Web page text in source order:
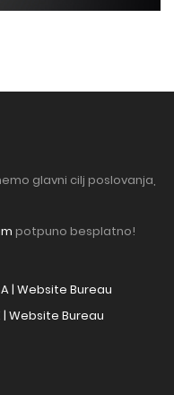
glavni cilj poslovanja,
potpuno besplatno!
| Website Bureau
Website Bureau